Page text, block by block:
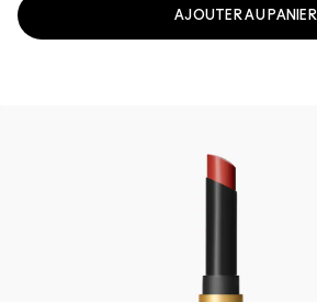
AJOUTER AU PANIER